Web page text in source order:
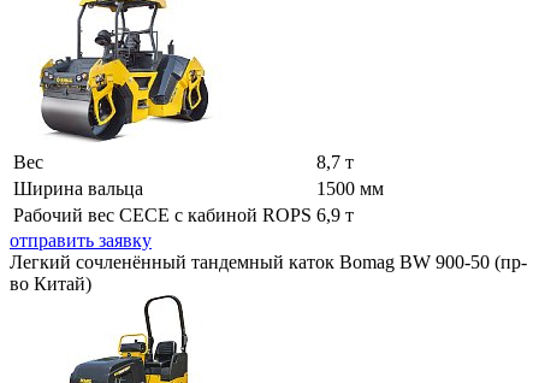
Вес
8,7 т
Ширина вальца
1500 мм
Рабочий вес СЕСЕ с кабиной ROPS 6,9 т
отправить заявку
Легкий сочленённый тандемный каток Bomag BW 900-50 (пр-
во Китай)